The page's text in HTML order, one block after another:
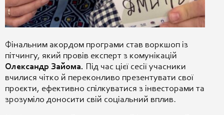
Фінальним акордом програми став воркшоп із
пітчингу, який провів експерт з комунікацій
Олександр Зайома. Під час цієї сесії учасники
вчилися чітко й переконливо презентувати свої
проєкти, ефективно спілкуватися з інвесторами та
зрозуміло доносити свій соціальний вплив.